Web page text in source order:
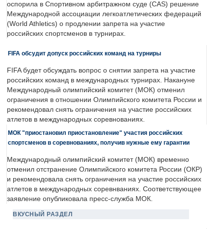
оспорила в Спортивном арбитражном суде (CAS) решение
Международной ассоциации легкоатлетических федераций
(World Athletics) о продлении запрета на участие
российских спортсменов в турнирах.
FIFA обсудит допуск российских команд на турниры
FIFA будет обсуждать вопрос о снятии запрета на участие
российских команд в международных турнирах. Накануне
Международный олимпийский комитет (МОК) отменил
ограничения в отношении Олимпийского комитета России и
рекомендовал снять ограничения на участие российских
атлетов в международных соревнованиях.
МОК "приостановил приостановление" участия российских
спортсменов в соревнованиях, получив нужные ему гарантии
Международный олимпийский комитет (МОК) временно
отменил отстранение Олимпийского комитета России (ОКР)
и рекомендовала снять ограничения на участие российских
атлетов в международных соревнваниях. Соответствующее
заявление опубликовала пресс-служба МОК.
ВКУСНЫЙ РАЗДЕЛ